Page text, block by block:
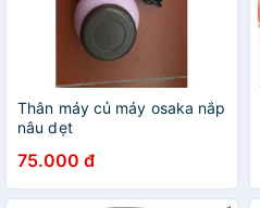
Thân máy củ máy osaka nắp
nâu dẹt
75.000 đ